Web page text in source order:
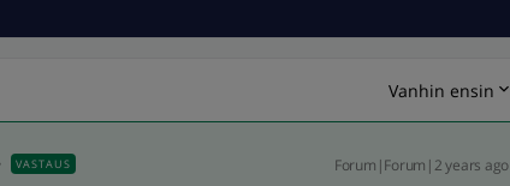
Vanhin ensin
VASTAUS Forum|Forum|2 years ago